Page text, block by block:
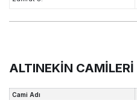
ALTINEKİN CAMİLERİ
Cami Adı